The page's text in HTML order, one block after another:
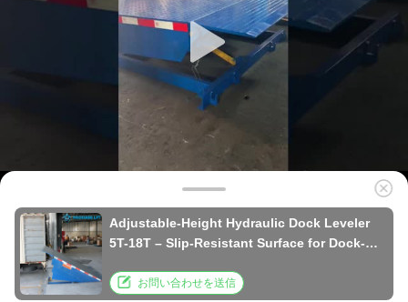
Adjustable-Height Hydraulic Dock Leveler
5T-18T – Slip-Resistant Surface for Dock-
お問い合わせを送信